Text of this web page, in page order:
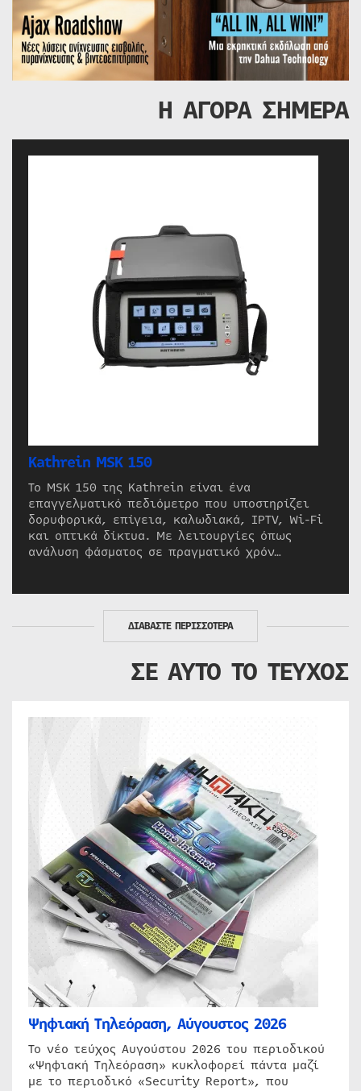
Η ΑΓΟΡΑ ΣΗΜΕΡΑ
Kathrein MSK 150
Το MSK 150 της Kathrein είναι ένα
επαγγελματικό πεδιόμετρο που υποστηρίζει
δορυφορικά, επίγεια, καλωδιακά, IPTV, Wi-Fi
και οπτικά δίκτυα. Με λειτουργίες όπως
ανάλυση φάσματος σε πραγματικό χρόν…
ΔΙΑΒΑΣΤΕ ΠΕΡΙΣΣΟΤΕΡΑ
ΣΕ ΑΥΤΟ ΤΟ ΤΕΥΧΟΣ
Ψηφιακή Τηλεόραση, Αύγουστος 2026
Το νέο τεύχος Αυγούστου 2026 του περιοδικού
«Ψηφιακή Τηλεόραση» κυκλοφορεί πάντα μαζί
με το περιοδικό «Security Report», που